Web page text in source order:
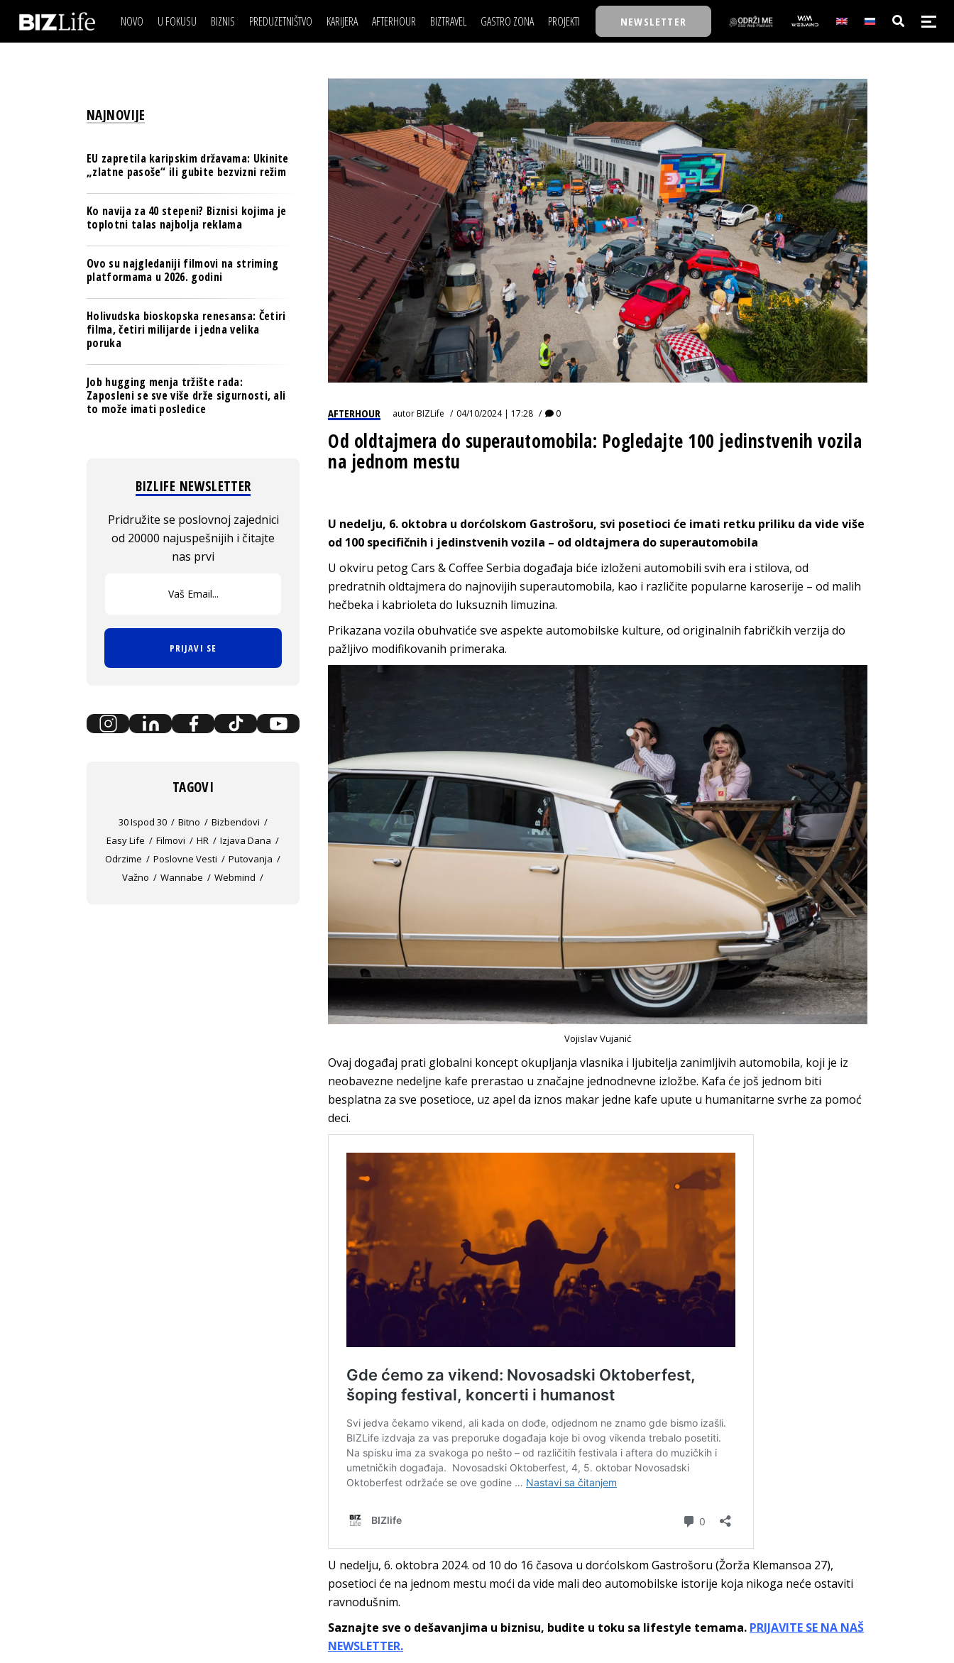
NOVO U FOKUSU BIZNIS
BREND I KOMUNIKACIJE
BANKE
OSIGURANJE
TECH I AI
BIZNIS & SPORT
PULS REGIONA
NOVO NA RAFU
PREDUZETNIŠTVO KARIJERA
LJUDI (HR)
MOJ UGAO
USAVRŠAVANJE
KNOW-HOW
AFTERHOUR
AUTO SVET
STIL
WELLBEING
BIZTRAVEL GASTRO ZONA PROJEKTI
TASTY TALKS
30 ISPOD 30
BACK TO OFFICE/SCHOOL
BIZBENDOVI
BIZKOLEGIJUM
BMW BIZNIS LIGA
BIZLIFE WEEK
IZJAVA GODINE
NEWSLETTER
IZJAVA DANABIZNIS SCENA
BREND I KOMUNIKACIJE
OSIGURANJE
TECH I AI
PULS REGIONA
POSAO
MOJ UGAO
USAVRŠAVANJE
KNOW-HOW
FILM I SCENA
AUTO SVET
WELLBEING
NAJKOLEGA
30 ISPOD 30
BACK TO OFFICE/SCHOOL
BIZBENDOVI
BIZKOLEGIJUM
BMW BIZNIS LIGA
BIZLIFE WEEK
IZJAVA GODINE
AFTERHOUR autorBIZLife 04/10/2024 | 17:28 0
Od oldtajmera do superautomobila: Pogledajte 100 jedinstvenih vozila
na jednom mestu
U nedelju, 6. oktobra u dorćolskom Gastrošoru, svi posetioci će imati retku priliku da vide više
od 100 specifičnih i jedinstvenih vozila – od oldtajmera do superautomobila
U okviru petog Cars & Coffee Serbia događaja biće izloženi automobili svih era i stilova, od
predratnih oldtajmera do najnovijih superautomobila, kao i različite popularne karoserije – od malih
hečbeka i kabrioleta do luksuznih limuzina.
Prikazana vozila obuhvatiće sve aspekte automobilske kulture, od originalnih fabričkih verzija do
pažljivo modifikovanih primeraka.
Vojislav Vujanić
Ovaj događaj prati globalni koncept okupljanja vlasnika i ljubitelja zanimljivih automobila, koji je iz
neobavezne nedeljne kafe prerastao u značajne jednodnevne izložbe. Kafa će još jednom biti
besplatna za sve posetioce, uz apel da iznos makar jedne kafe upute u humanitarne svrhe za pomoć
deci.
U nedelju, 6. oktobra 2024. od 10 do 16 časova u dorćolskom Gastrošoru (Žorža Klemansoa 27),
posetioci će na jednom mestu moći da vide mali deo automobilske istorije koja nikoga neće ostaviti
ravnodušnim.
Saznajte sve o dešavanjima u biznisu, budite u toku sa lifestyle temama. PRIJAVITE SE NA NAŠ
NEWSLETTER.
NAJNOVIJE
EU zapretila karipskim državama: Ukinite
„zlatne pasoše“ ili gubite bezvizni režim
Ko navija za 40 stepeni? Biznisi kojima je
toplotni talas najbolja reklama
Ovo su najgledaniji filmovi na striming
platformama u 2026. godini
Holivudska bioskopska renesansa: Četiri
filma, četiri milijarde i jedna velika
poruka
Job hugging menja tržište rada:
Zaposleni se sve više drže sigurnosti, ali
to može imati posledice
BIZLIFE NEWSLETTER
Pridružite se poslovnoj zajednici
od 20000 najuspešnijih i čitajte
nas prvi
PRIJAVI SE
TAGOVI
30 Ispod 30 Bitno
Bizbendovi
Easy Life
Filmovi HR
Izjava Dana
Odrzime
Poslovne Vesti
Putovanja
Važno
Wannabe Webmind